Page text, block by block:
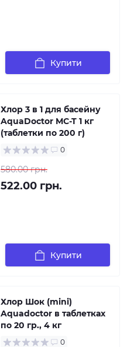
Купити
Хлор 3 в 1 для басейну
AquaDoctor MC-T 1 кг
(таблетки по 200 г)
0
580.00 грн.
522.00 грн.
Купити
Хлор Шок (mini)
Aquadoctor в таблетках
по 20 гр., 4 кг
0